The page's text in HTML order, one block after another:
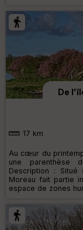
De
17 km
Au cœur du
une parenthèse
Description : Situé
Moreau fait partie
espace de zones